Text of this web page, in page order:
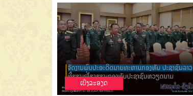
ເບີ່ງລະອຽດ